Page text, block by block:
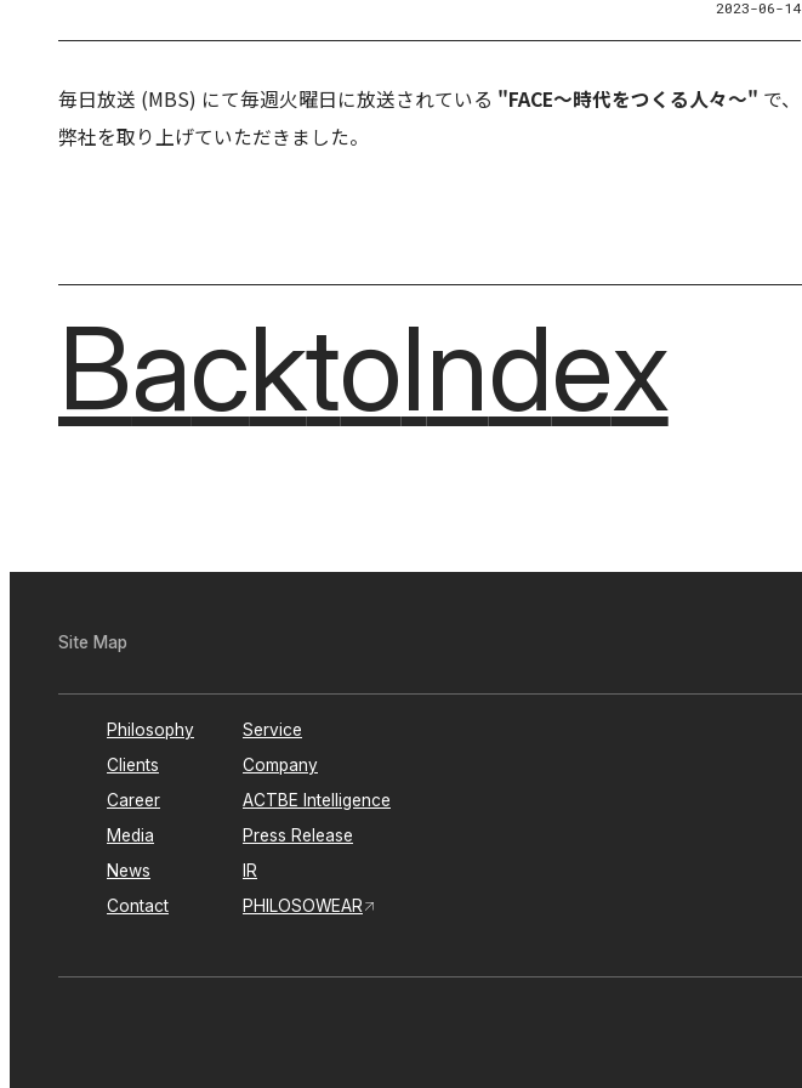
2023-06-14
毎日放送 (MBS) にて毎週火曜日に放送されている "FACE〜時代をつくる人々〜" で、
弊社を取り上げていただきました。
Back
Back
Backto
to
toIndex
Index
Index
Site Map
Philosophy
Service
Clients
Company
Career
ACTBE Intelligence
Media
Press Release
News
IR
Contact
PHILOSOWEAR